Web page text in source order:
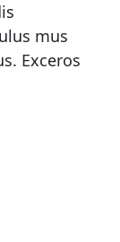
mus
Exceros